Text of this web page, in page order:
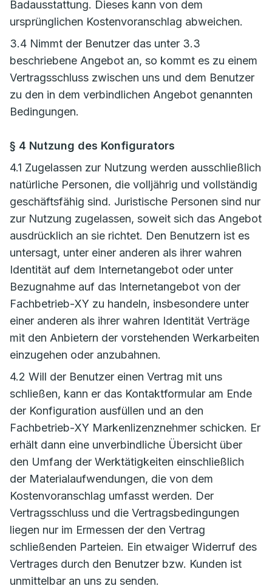
Badausstattung. Dieses kann von dem
ursprünglichen Kostenvoranschlag abweichen.
3.4 Nimmt der Benutzer das unter 3.3
beschriebene Angebot an, so kommt es zu einem
Vertragsschluss zwischen uns und dem Benutzer
zu den in dem verbindlichen Angebot genannten
Bedingungen.
§ 4 Nutzung des Konfigurators
4.1 Zugelassen zur Nutzung werden ausschließlich
natürliche Personen, die volljährig und vollständig
geschäftsfähig sind. Juristische Personen sind nur
zur Nutzung zugelassen, soweit sich das Angebot
ausdrücklich an sie richtet. Den Benutzern ist es
untersagt, unter einer anderen als ihrer wahren
Identität auf dem Internetangebot oder unter
Bezugnahme auf das Internetangebot von der
Fachbetrieb-XY zu handeln, insbesondere unter
einer anderen als ihrer wahren Identität Verträge
mit den Anbietern der vorstehenden Werkarbeiten
einzugehen oder anzubahnen.
4.2 Will der Benutzer einen Vertrag mit uns
schließen, kann er das Kontaktformular am Ende
der Konfiguration ausfüllen und an den
Fachbetrieb-XY Markenlizenznehmer schicken. Er
erhält dann eine unverbindliche Übersicht über
den Umfang der Werktätigkeiten einschließlich
der Materialaufwendungen, die von dem
Kostenvoranschlag umfasst werden. Der
Vertragsschluss und die Vertragsbedingungen
liegen nur im Ermessen der den Vertrag
schließenden Parteien. Ein etwaiger Widerruf des
Vertrages durch den Benutzer bzw. Kunden ist
unmittelbar an uns zu senden.